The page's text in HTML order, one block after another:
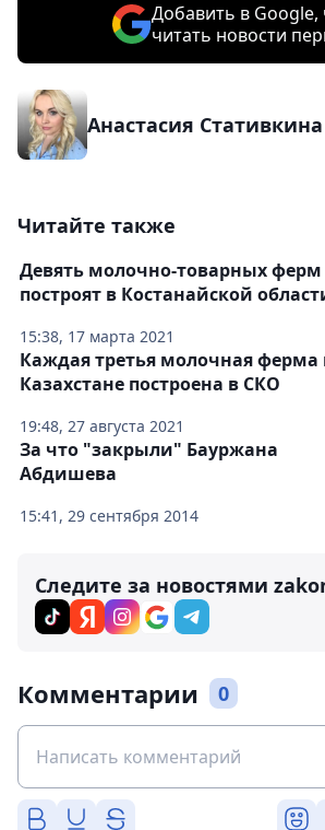
Добавить в
читать новости
Анастасия Стативкина
Читайте также
15:38, 17 марта 2021
Девять молочно-товарных ферм
построят в Костанайской
19:48, 27 августа 2021
Каждая третья молочная ферма
Казахстане построена в СКО
15:41, 29 сентября 2014
За что "закрыли" Бауржана
Абдишева
Следите за новостями
Комментарии 0